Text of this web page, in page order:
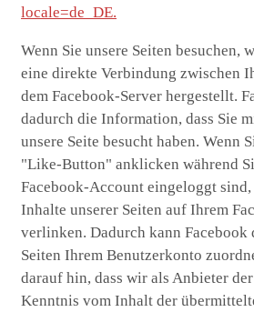
locale=de_DE.
Wenn Sie unsere Seiten besuchen,
eine direkte Verbindung zwischen
dem Facebook-Server hergestellt.
dadurch die Information, dass Sie
unsere Seite besucht haben. Wenn
"Like-Button" anklicken während
Facebook-Account eingeloggt
Inhalte unserer Seiten auf Ihrem
verlinken. Dadurch kann Facebook
Seiten Ihrem Benutzerkonto
darauf hin, dass wir als Anbieter
Kenntnis vom Inhalt der